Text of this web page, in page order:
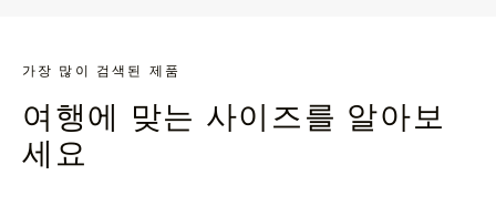
가장 많이 검색된 제품
여행에 맞는 사이즈를 알아보
세요